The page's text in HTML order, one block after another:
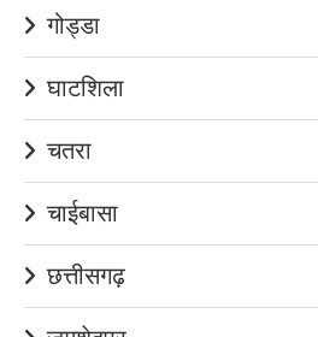
गोड्डा
घाटशिला
चतरा
चाईबासा
छत्तीसगढ़